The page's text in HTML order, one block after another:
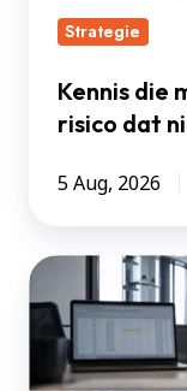
agenda
zet
Strategie
Kennis die
risico dat
5 Aug, 2026
Sneller
bouwen
niet